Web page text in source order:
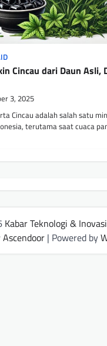
Cincau dari Daun Asli,
3, 2025
Cincau adalah salah satu
terutama saat cuaca
Kabar Teknologi &
Ascendoor | Powered by